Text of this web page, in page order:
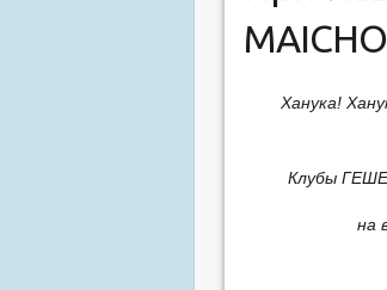
Ханука!
Клубы
на